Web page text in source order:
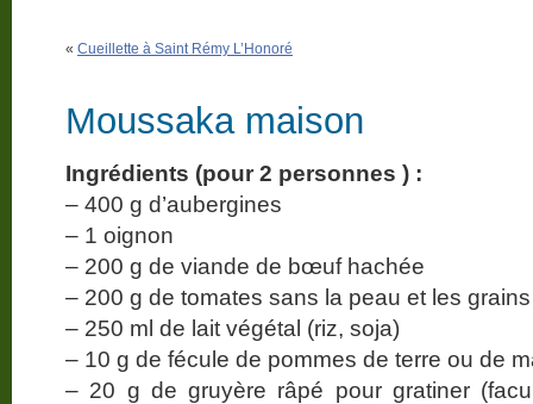
« Cueillette à Saint Rémy L’Honoré
Moussaka maison
Ingrédients (pour 2 personnes ) :
– 400 g d’aubergines
– 1 oignon
– 200 g de viande de bœuf hachée
– 200 g de tomates sans la peau et les grains
– 250 ml de lait végétal (riz, soja)
– 10 g de fécule de pommes de terre ou de
– 20 g de gruyère râpé pour gratiner